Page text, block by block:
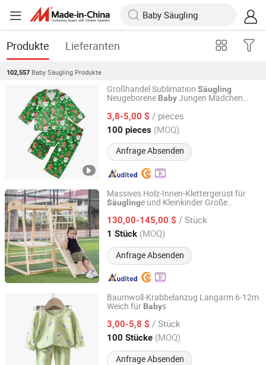
Produkte Lieferanten
102,557 Baby Säugling Produkte
Großhandel Sublimation Säugling
Neugeborene BabyJungen Mädchen
3,8-5,00 $ / pieces
100 pieces (MOQ)
Anfrage Absenden
Goldely Garment Import and Export Inc.
Guangdong, China Seit 2025
Massives Holz-Innen-Klettergerüst für
Säuglinge und Kleinkinder Große
sensorischenBaby sets
130,00-145,00 $ / Stück
1 Stück (MOQ)
Anfrage Absenden
Yiwu Cassue Trading Co., Ltd
Zhejiang, China Seit 2024
Baumwoll-Krabbelanzug Langarm 6-12m
Weich für Babys
3,00-5,8 $ / Stück
100 Stücke (MOQ)
Anfrage Absenden
Henan Feishuai Import and Export Trading Co., Ltd.
Henan, China Seit 2025